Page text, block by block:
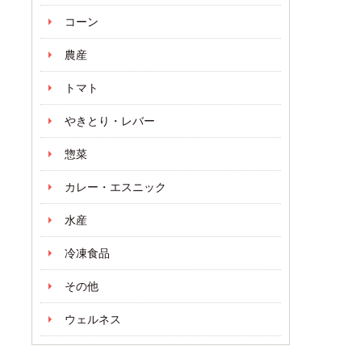
コーン
農産
トマト
やきとり・レバー
惣菜
カレー・エスニック
水産
冷凍食品
その他
ウェルネス